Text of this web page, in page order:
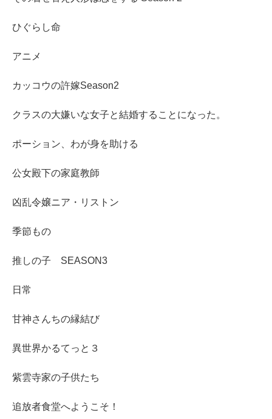
ひぐらし命
アニメ
カッコウの許嫁Season2
クラスの大嫌いな女子と結婚することになった。
ポーション、わが身を助ける
公女殿下の家庭教師
凶乱令嬢ニア・リストン
季節もの
推しの子 SEASON3
日常
甘神さんちの縁結び
異世界かるてっと３
紫雲寺家の子供たち
追放者食堂へようこそ！